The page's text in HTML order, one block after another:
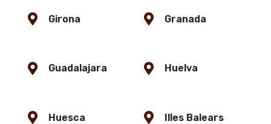
Girona Granada
Guadalajara Huelva
Huesca Illes Balears